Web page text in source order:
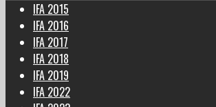
IFA 2015
IFA 2016
IFA 2017
IFA 2018
IFA 2019
IFA 2022